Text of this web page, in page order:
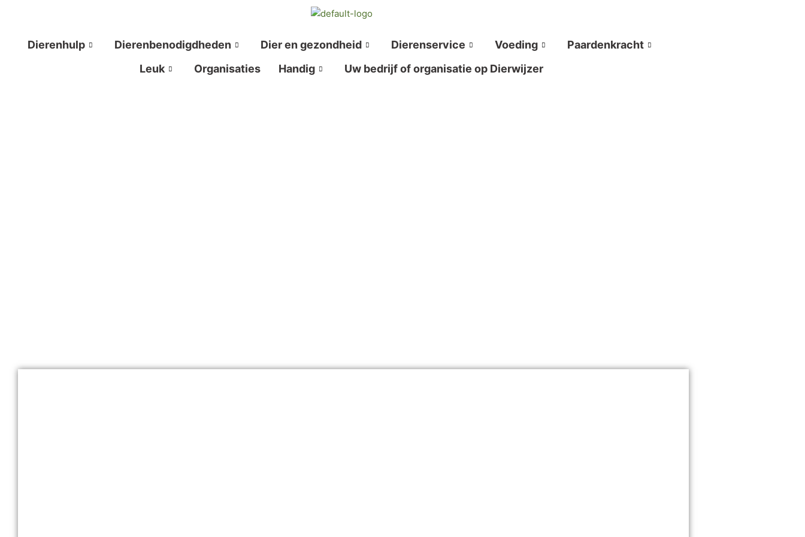
inhoudDierenhulp Dierenbenodigdheden Dier en gezondheid Dierenservice Voeding
Paardenkracht
Leuk
Organisaties Handig Uw bedrijf of organisatie op Dierwijzer